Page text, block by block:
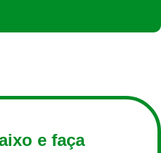
e faça